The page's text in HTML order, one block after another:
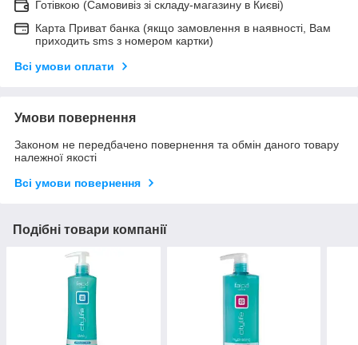
Готівкою (Самовивіз зі складу-магазину в Києві)
Карта Приват банка (якщо замовлення в наявності, Вам
приходить sms з номером картки)
Всі умови оплати
Умови повернення
Законом не передбачено повернення та обмін даного товару
належної якості
Всі умови повернення
Подібні товари компанії